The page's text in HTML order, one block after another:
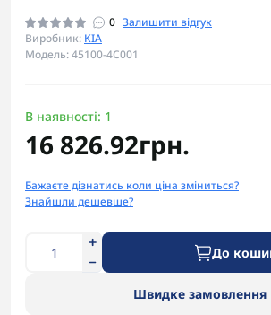
0 Залишити відгук
Виробник: KIA
Модель: 45100-4C001
В наявності: 1
16 826.92грн.
Бажаєте дізнатись коли ціна зміниться?
Знайшли дешевше?
До
Швидке замовлення